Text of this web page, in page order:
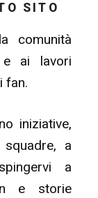
SITO
comunità
e ai lavori
fan.
iniziative,
a
a
e storie